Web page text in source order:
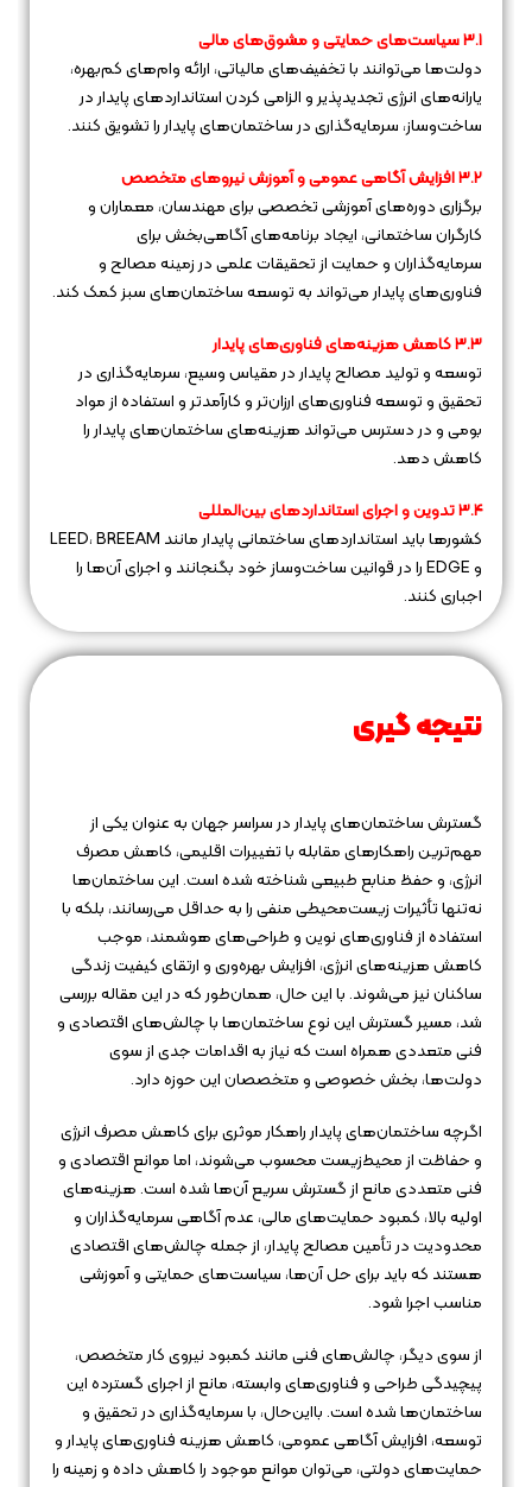
۳.۱ سیاست‌های حمایتی و مشوق‌های مالی
دولت‌ها می‌توانند با تخفیف‌های مالیاتی، ارائه وام‌های کم‌بهره،
یارانه‌های انرژی تجدیدپذیر و الزامی کردن استانداردهای پایدار در
ساخت‌وساز، سرمایه‌گذاری در ساختمان‌های پایدار را تشویق کنند.
۳.۲ افزایش آگاهی عمومی و آموزش نیروهای متخصص
برگزاری دوره‌های آموزشی تخصصی برای مهندسان، معماران و
کارگران ساختمانی، ایجاد برنامه‌های آگاهی‌بخش برای
سرمایه‌گذاران و حمایت از تحقیقات علمی در زمینه مصالح و
فناوری‌های پایدار می‌تواند به توسعه ساختمان‌های سبز کمک کند.
۳.۳ کاهش هزینه‌های فناوری‌های پایدار
توسعه و تولید مصالح پایدار در مقیاس وسیع، سرمایه‌گذاری در
تحقیق و توسعه فناوری‌های ارزان‌تر و کارآمدتر و استفاده از مواد
بومی و در دسترس می‌تواند هزینه‌های ساختمان‌های پایدار را
کاهش دهد.
۳.۴ تدوین و اجرای استانداردهای بین‌المللی
کشورها باید استانداردهای ساختمانی پایدار مانند LEED، BREEAM
و EDGE را در قوانین ساخت‌وساز خود بگنجانند و اجرای آن‌ها را
اجباری کنند.
نتیجه‌ گیری
گسترش ساختمان‌های پایدار در سراسر جهان به عنوان یکی از
مهم‌ترین راهکارهای مقابله با تغییرات اقلیمی، کاهش مصرف
انرژی، و حفظ منابع طبیعی شناخته شده است. این ساختمان‌ها
نه‌تنها تأثیرات زیست‌محیطی منفی را به حداقل می‌رسانند، بلکه با
استفاده از فناوری‌های نوین و طراحی‌های هوشمند، موجب
کاهش هزینه‌های انرژی، افزایش بهره‌وری و ارتقای کیفیت زندگی
ساکنان نیز می‌شوند. با این حال، همان‌طور که در این مقاله بررسی
شد، مسیر گسترش این نوع ساختمان‌ها با چالش‌های اقتصادی و
فنی متعددی همراه است که نیاز به اقدامات جدی از سوی
دولت‌ها، بخش خصوصی و متخصصان این حوزه دارد.
اگرچه ساختمان‌های پایدار راهکار موثری برای کاهش مصرف انرژی
و حفاظت از محیط‌زیست محسوب می‌شوند، اما موانع اقتصادی و
فنی متعددی مانع از گسترش سریع آن‌ها شده است. هزینه‌های
اولیه بالا، کمبود حمایت‌های مالی، عدم آگاهی سرمایه‌گذاران و
محدودیت در تأمین مصالح پایدار، از جمله چالش‌های اقتصادی
هستند که باید برای حل آن‌ها، سیاست‌های حمایتی و آموزشی
مناسب اجرا شود.
از سوی دیگر، چالش‌های فنی مانند کمبود نیروی کار متخصص،
پیچیدگی طراحی و فناوری‌های وابسته، مانع از اجرای گسترده این
ساختمان‌ها شده است. بااین‌حال، با سرمایه‌گذاری در تحقیق و
توسعه، افزایش آگاهی عمومی، کاهش هزینه فناوری‌های پایدار و
حمایت‌های دولتی، می‌توان موانع موجود را کاهش داده و زمینه را